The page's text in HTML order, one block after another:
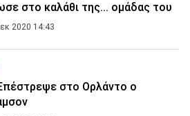
στο καλάθι της... ομάδας του
2020 14:43
στο Ορλάντο ο